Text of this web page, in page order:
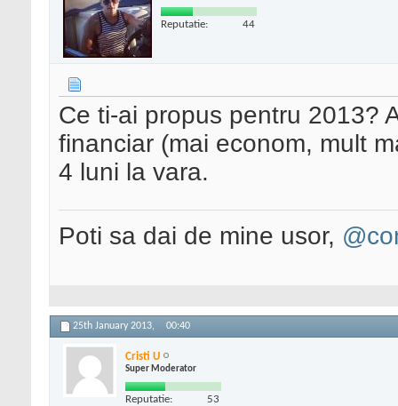
Reputatie: 44
Ce ti-ai propus pentru 2013?
financiar (mai econom, mult
4 luni la vara.
Poti sa dai de mine usor,
25th January 2013, 00:40
Cristi U
Super Moderator
Reputatie: 53